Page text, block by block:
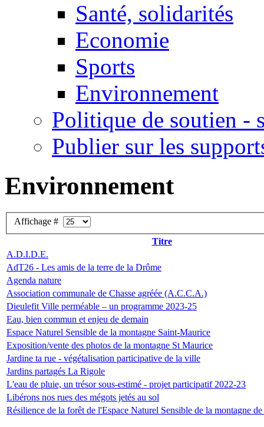
Santé, solidarités
Economie
Sports
Environnement
Politique de soutien -
Publier sur les
Environnement
Affichage #
Titre
A.D.I.D.E.
AdT26 - Les amis de la terre de la Drôme
Agenda nature
Association communale de Chasse agréée (A.C.C.A.)
Dieulefit Ville perméable – un programme 2023-25
Eau, bien commun et enjeu de demain
Espace Naturel Sensible de la montagne Saint-Maurice
Exposition/vente des photos de la montagne St Maurice
Jardine ta rue - végétalisation participative de la ville
Jardins partagés La Rigole
L'eau de pluie, un trésor sous-estimé - projet participatif 2022-23
Libérons nos rues des mégots jetés au sol
Résilience de la forêt de l'Espace Naturel Sensible de la montagne